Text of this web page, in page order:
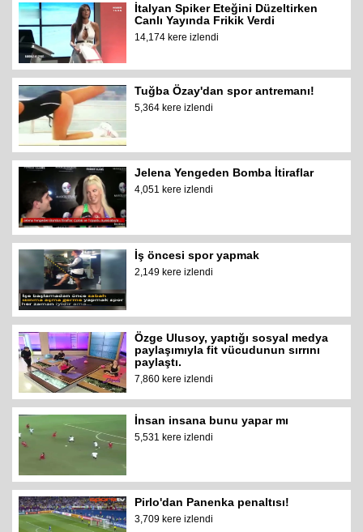
İtalyan Spiker Eteğini Düzeltirken
Canlı Yayında Frikik Verdi
14,174 kere izlendi
Tuğba Özay'dan spor antremanı!
5,364 kere izlendi
Jelena Yengeden Bomba İtiraflar
4,051 kere izlendi
İş öncesi spor yapmak
2,149 kere izlendi
Özge Ulusoy, yaptığı sosyal medya
paylaşımıyla fit vücudunun sırrını
paylaştı.
7,860 kere izlendi
İnsan insana bunu yapar mı
5,531 kere izlendi
Pirlo'dan Panenka penaltısı!
3,709 kere izlendi